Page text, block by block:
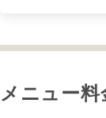
メニュー料